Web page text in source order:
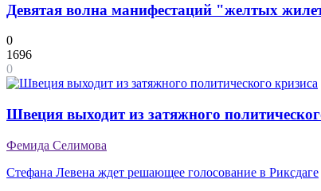
Девятая волна манифестаций "желтых
0
1696
0
Швеция выходит из затяжного
Фемида Селимова
Стефана Левена ждет решающее голосование в Риксдаге